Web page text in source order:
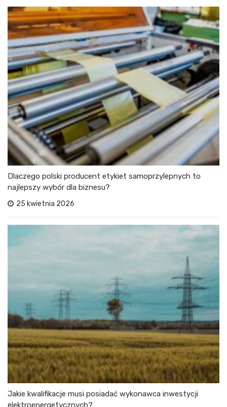
Dlaczego polski producent etykiet samoprzylepnych to
najlepszy wybór dla biznesu?
25 kwietnia 2026
Jakie kwalifikacje musi posiadać wykonawca inwestycji